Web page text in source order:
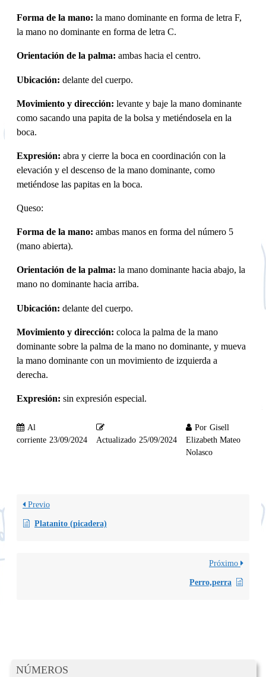
NÚMEROS
Forma de la mano: la mano dominante en forma de letra F,
la mano no dominante en forma de letra C.
Orientación de la palma: ambas hacia el centro.
Ubicación: delante del cuerpo.
Movimiento y dirección: levante y baje la mano dominante
como sacando una papita de la bolsa y metiéndosela en la
boca.
Expresión: abra y cierre la boca en coordinación con la
elevación y el descenso de la mano dominante, como
metiéndose las papitas en la boca.
Queso:
Forma de la mano: ambas manos en forma del número 5
(mano abierta).
Orientación de la palma: la mano dominante hacia abajo, la
mano no dominante hacia arriba.
Ubicación: delante del cuerpo.
Movimiento y dirección: coloca la palma de la mano
dominante sobre la palma de la mano no dominante, y mueva
la mano dominante con un movimiento de izquierda a
derecha.
Expresión: sin expresión especial.
Al
corriente 23/09/2024 Actualizado 25/09/2024
Por Gisell
Elizabeth Mateo
Nolasco
Previo
Platanito (picadera)
Próximo
Perro,perra